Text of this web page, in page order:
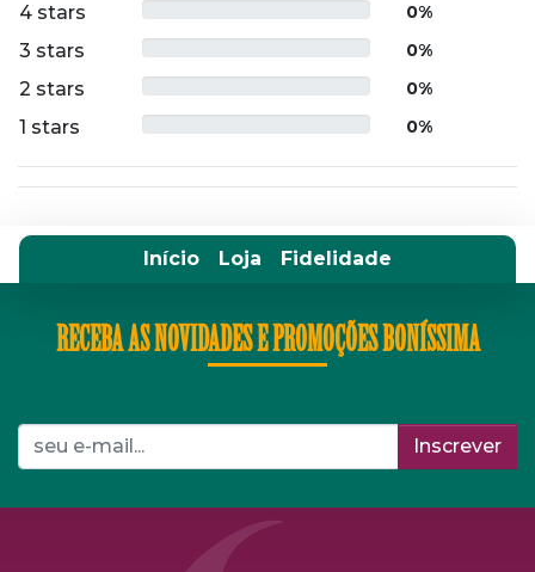
4 stars 0%
3 stars 0%
2 stars 0%
1 stars 0%
Início Loja Fidelidade
RECEBA AS NOVIDADES E PROMOÇÕES BONÍSSIMA
Inscrever